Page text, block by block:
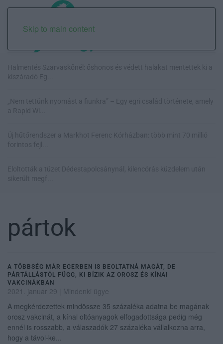
Skip to main content
Halmentés Szarvaskőnél: őshonos és védett halakat mentettek ki a
kiszáradó Eg...
„Nem tettünk nyomást a fiunkra” – Egy egri család története, amely
a Rapid Wi...
Új hűtőrendszer a Markhot Ferenc Kórházban: több mint 70 millió
forintos fejl...
Eloltották a tüzet Dédestapolcsánynál, kilencórás küzdelem után
sikerült megf...
pártok
A TÖBBSÉG MÁR EGERBEN IS BEOLTATNÁ MAGÁT, DE
PÁRTÁLLÁSTÓL FÜGG, KI BÍZIK AZ OROSZ ÉS KÍNAI
VAKCINÁKBAN
2021. január 29
Mindenki ügye
A megkérdezettek mindössze 35 százaléka adatna be magának
orosz vakcinát, a kínai oltóanyagok elfogadottsága pedig még
ennél is rosszabb, a válaszadók 27 százaléka vállalkozna arra,
hogy a távol-ke...